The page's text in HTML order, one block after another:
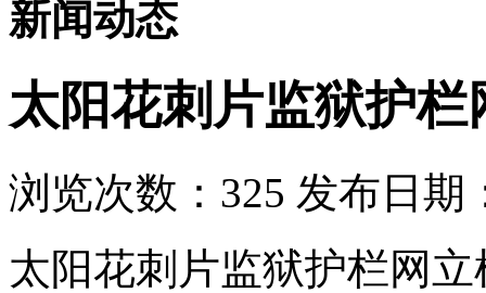
新闻动态
太阳花刺片监狱护栏
浏览次数： 325 发布日期
太阳花刺片监狱护栏网